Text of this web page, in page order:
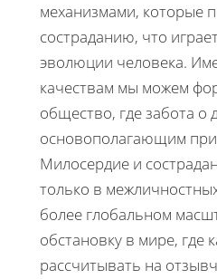
механизмами, которые
состраданию, что
эволюции человека.
качествам мы можем
общество, где забота о
основополагающим
Милосердие и
только в
более глобальном
обстановку в мире, где
рассчитывать на